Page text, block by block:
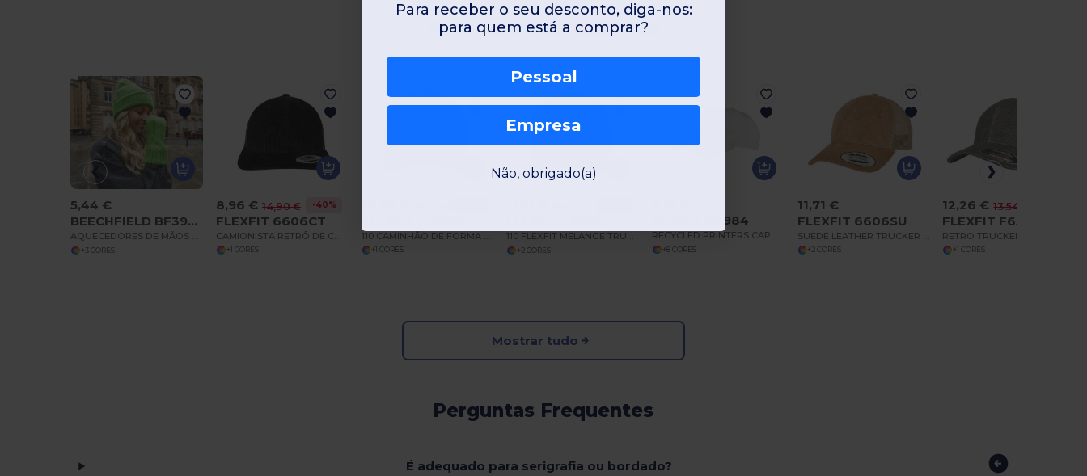
Produtos interessantes
5,44 €
BEECHFIELD BF397R
+3 CORES
8,96 € 14,90 € -40%
FLEXFIT 6606CT
+1 CORES +1 CORES +2 CORES
RESULT RC984
RECYCLED PRINTERS CAP
+8 CORES
11,71 €
FLEXFIT 6606SU
+2 CORES
12,26 € 13,54 €
FLEXFIT F6511M
+1 CORES
Mostrar tudo
Perguntas Frequentes
É adequado para serigrafia ou bordado?
Para receber o seu desconto, diga-nos:
para quem está a comprar?
Pessoal
Empresa
Não, obrigado(a)